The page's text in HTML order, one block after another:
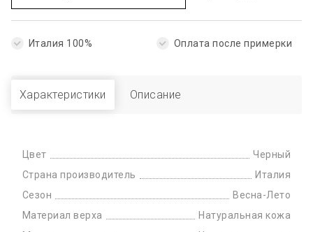
Италия 100% Оплата после примерки
Характеристики Описание
Цвет
Черный
Страна производитель
Италия
Сезон
Весна-Лето
Материал верха
Натуральная кожа